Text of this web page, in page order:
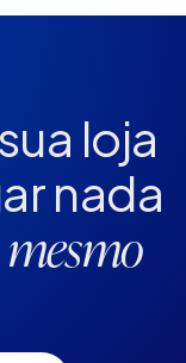
loja
nada